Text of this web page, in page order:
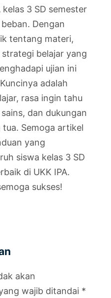
3 SD semester
Dengan
tentang materi,
belajar yang
ujian ini
adalah
rasa ingin tahu
dan dukungan
Semoga artikel
yang
siswa kelas 3 SD
di UKK IPA.
sukses!
akan
wajib ditandai *